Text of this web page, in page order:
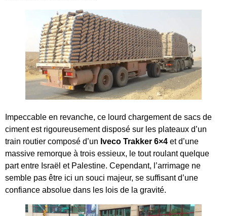
Impeccable en revanche, ce lourd chargement de sacs de
ciment est rigoureusement disposé sur les plateaux d’un
train routier composé d’un Iveco Trakker 6×4 et d’une
massive remorque à trois essieux, le tout roulant quelque
part entre Israël et Palestine. Cependant, l’arrimage ne
semble pas être ici un souci majeur, se suffisant d’une
confiance absolue dans les lois de la gravité.